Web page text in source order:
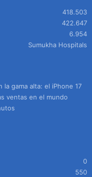
418.503
422.647
6.954
Sumukha Hospitals
la gama alta: el iPhone 17
ventas en el mundo
0
550